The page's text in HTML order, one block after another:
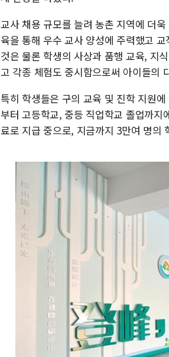
교사 채용 규모를 늘려 농촌 지역에 더
육을 통해 우수 교사 양성에 주력했고
것은 물론 학생의 사상과 품행 교육, 지
고 각종 체험도 중시함으로써 아이들의
특히 학생들은 구의 교육 및 진학 지원
부터 고등학교, 중등 직업학교 졸업까
료로 지급 중으로, 지금까지 3만여 명의